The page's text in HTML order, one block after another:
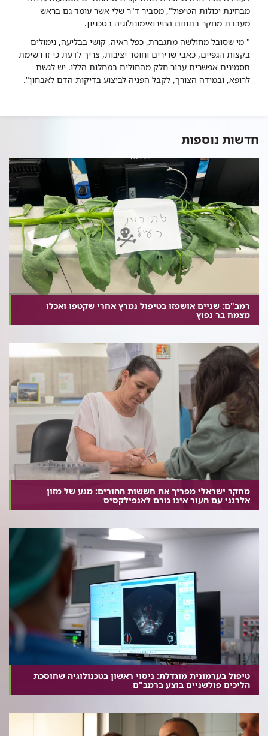
מבחינת יכולות הטיפול", מסביר ד"ר שלי אשר עומד גם בראש
מעבדת מחקר בתחום הנוירואימונולוגיה בטכניון.
" מי שסובל מחולשה מתגברת, כפל ראיה, קושי בבליעה, נימולים
בקצות הגפיים, כאבי שרירים וחוסר יציבות, צריך לדעת כי זו רשימת
תסמינים אפשרית עבור חלק מהחולים במחלות הללו. יש לגשת
לרופא, ובמידה הצורך, לקבל הפניה לביצוע בדיקות הדם לאבחון".
חדשות נוספות
רמב"ם: שניים אושפזו בטיפול נמרץ אחרי שקטפו ואכלו
מצמח בר נפוץ
מחקר ישראלי מפריך את חששות ההורים: מגע של מזון
אלרגני עם העור אינו גורם לאנפילקסיס
טיפול בערמונית מוגדלת: ניסוי ראשון בטכנולוגיה שחוסכת
הליכים פולשניים בוצע ברמב"ם